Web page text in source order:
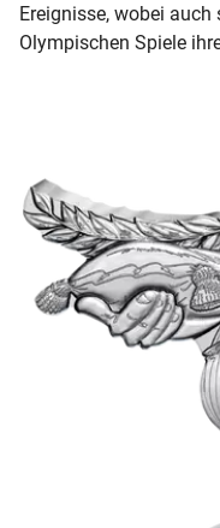
Ereignisse, wobei
Olympischen Spiele